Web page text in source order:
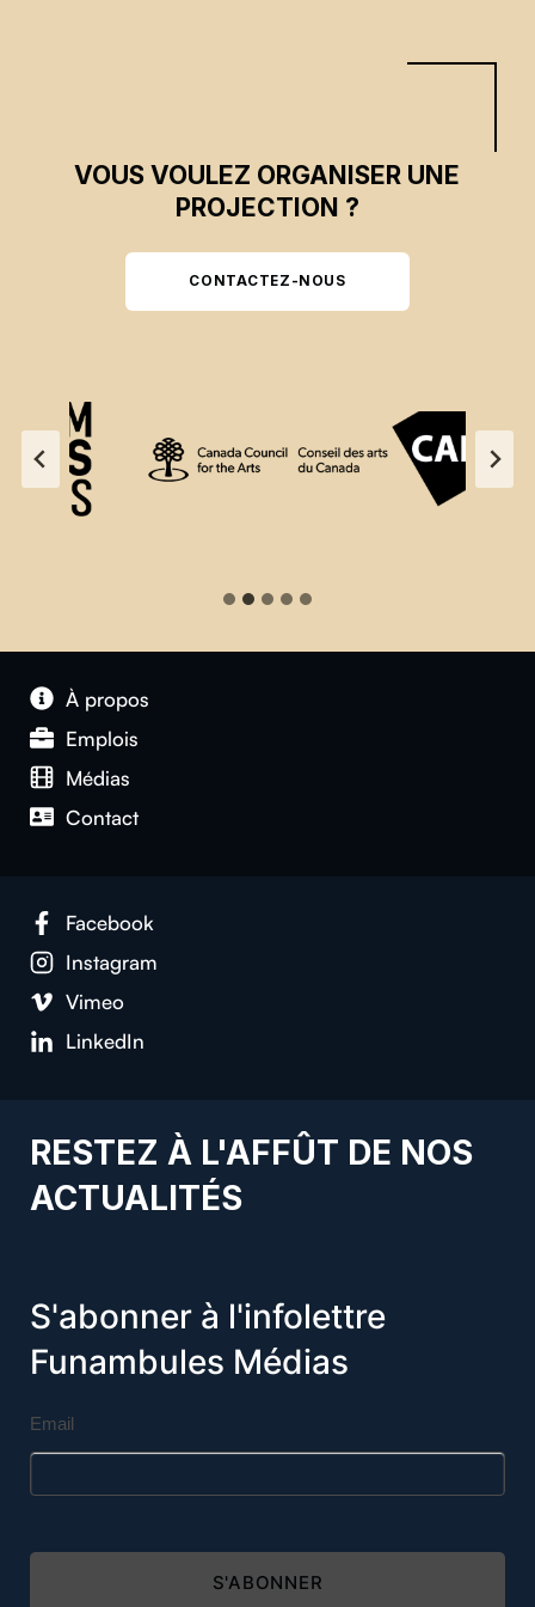
VOUS VOULEZ ORGANISER UNE
PROJECTION ?
CONTACTEZ-NOUS
À propos
Emplois
Médias
Contact
Facebook
Instagram
Vimeo
LinkedIn
RESTEZ À L'AFFÛT DE NOS
ACTUALITÉS
S'abonner à l'infolettre
Funambules Médias
Email
S'ABONNER